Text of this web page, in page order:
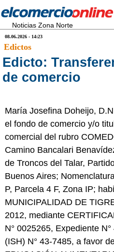
Noticias Zona Norte
08.06.2026 - 14:23
Edictos
Edicto:
de comercio
María Josefina Doheijo,
el fondo de comercio y/o
comercial del rubro
Camino Bancalari
de Troncos del Talar,
Buenos Aires;
P, Parcela 4 F, Zona IP;
MUNICIPALIDAD DE
2012, mediante
N° 0025265, Expediente
(ISH) N° 43-7485, a favor